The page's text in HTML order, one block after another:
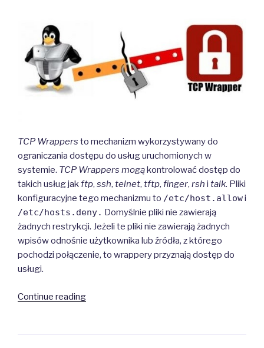
TCP Wrappers to mechanizm wykorzystywany do
ograniczania dostępu do usług uruchomionych w
systemie. TCP Wrappers mogą kontrolować dostęp do
takich usług jakftp, ssh, telnet, tftp, finger, rsh i talk. Pliki
konfiguracyjne tego mechanizmu to /etc/host.allowi
/etc/hosts.deny. Domyślnie pliki nie zawierają
żadnych restrykcji. Jeżeli te pliki nie zawierają żadnych
wpisów odnośnie użytkownika lub źródła, z którego
pochodzi połączenie, to wrappery przyznają dostęp do
usługi.
Continue reading“TCP